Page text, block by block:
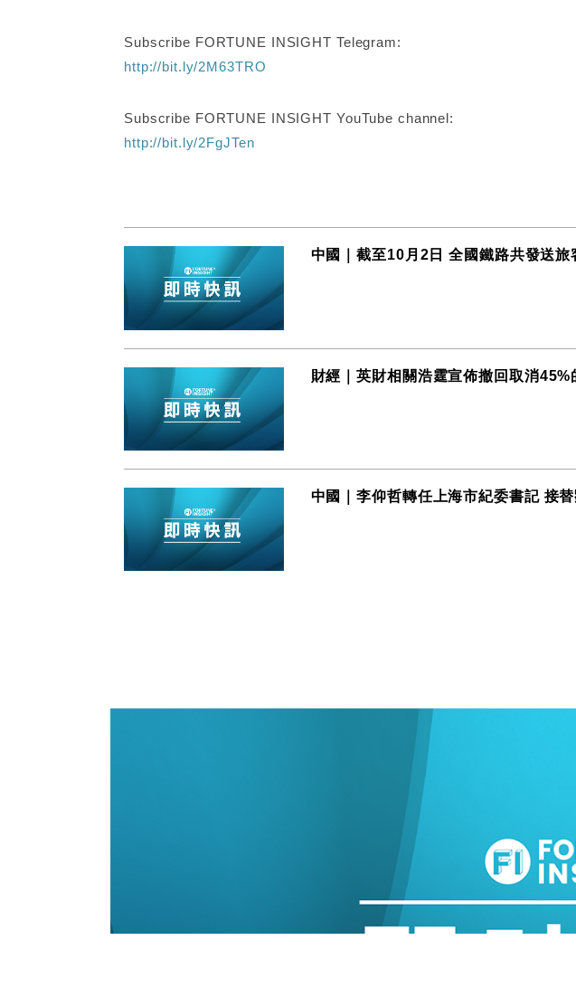
Subscribe FORTUNE INSIGHT Telegram:
http://bit.ly/2M63TRO
Subscribe FORTUNE INSIGHT YouTube channel:
http://bit.ly/2FgJTen
中國｜截至10月2日 全國鐵路共發送旅
財經｜英財相關浩霆宣佈撤回取消
中國｜李仰哲轉任上海市紀委書記 接